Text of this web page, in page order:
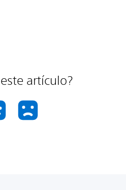
artículo?